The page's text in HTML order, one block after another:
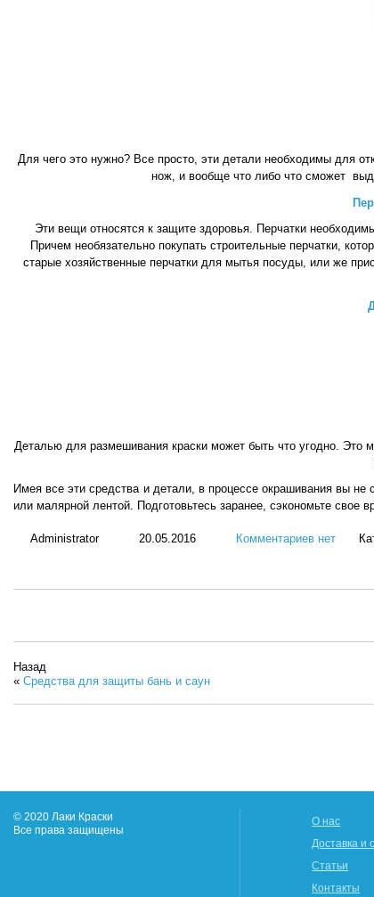
Для чего это нужно? Все просто, эти детали необходимы для
нож, и вообще что либо что сможет
Эти вещи относятся к защите здоровья. Перчатки
Причем необязательно покупать строительные перчатки,
старые хозяйственные перчатки для мытья посуды, или же
Деталью для размешивания краски может быть что угодно. Это
Имея все эти средства и детали, в процессе окрашивания вы не
или малярной лентой. Подготовьтесь заранее, сэкономьте свое
Administrator 20.05.2016 Комментариев нет
Назад
« Средства для защиты бань и саун
© 2020 Лаки Краски
Все права защищены
О нас
Доставка и
Статьи
Контакты